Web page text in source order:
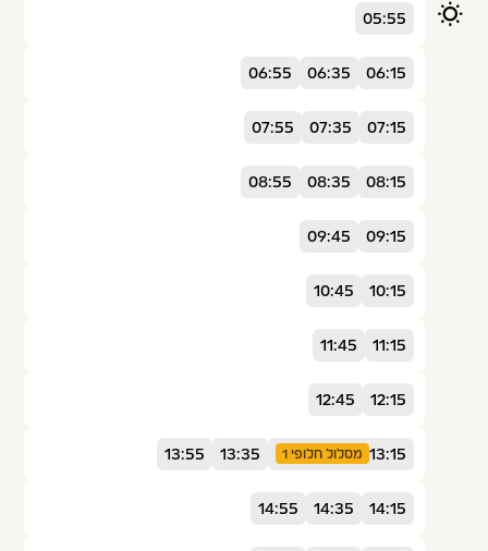
05:55
06:15
06:35
06:55
07:15
07:35
07:55
08:15
08:35
08:55
09:15
09:45
10:15
10:45
11:15
11:45
12:15
12:45
13:15 מסלול חלופי 1 13:35
13:55
14:15
14:35
14:55